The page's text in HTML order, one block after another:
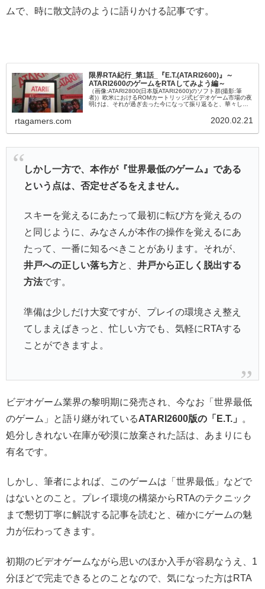
ムで、時に散文詩のように語りかける記事です。
限界RTA紀行_第1話_『E.T.(ATARI2600)』～
ATARI2600のゲームをRTAしてみよう編～
（画像:ATARI2800(日本版ATARI2600)のソフト群(撮影:筆
者)）欧米におけるROMカートリッジ式ビデオゲーム市場の夜
明けは、それが過ぎ去った今になって振り返ると、華々しく
rtagamers.com 2020.02.21
しかし一方で、本作が『世界最低のゲーム』である
という点は、否定せざるをえません。
スキーを覚えるにあたって最初に転び方を覚えるの
と同じように、みなさんが本作の操作を覚えるにあ
たって、一番に知るべきことがあります。それが、
井戸への正しい落ち方と、 井戸から正しく脱出する
方法です。
準備は少しだけ大変ですが、プレイの環境さえ整え
てしまえばきっと、忙しい方でも、気軽にRTAする
ことができますよ。
ビデオゲーム業界の黎明期に発売され、今なお「世界最低
のゲーム」と語り継がれているATARI2600版の「E.T.」
。
処分しきれない在庫が砂漠に放棄された話は、あまりにも
有名です。
しかし、筆者によれば、このゲームは「世界最低」などで
はないとのこと。プレイ環境の構築からRTAのテクニック
まで懇切丁寧に解説する記事を読むと、確かにゲームの魅
力が伝わってきます。
初期のビデオゲームながら思いのほか入手が容易なうえ、1
分ほどで完走できるとのことなので、気になった方はRTA